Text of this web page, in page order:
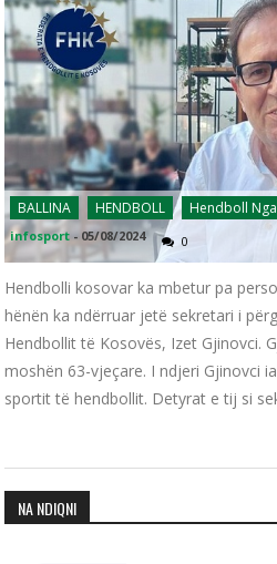
BALLINA HENDBOLL Hendboll
infosport - 05/08/2024 0
Hendbolli kosovar ka mbetur pa
hënën ka ndërruar jetë sekretari i
Hendbollit të Kosovës, Izet Gjinovci.
moshën 63-vjeçare. I ndjeri Gjinovci
sportit të hendbollit. Detyrat e tij si
NA NDIQNI